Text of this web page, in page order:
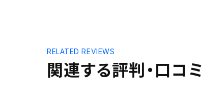
関連する評判・口コミ
RELATED REVIEWS